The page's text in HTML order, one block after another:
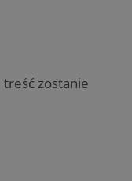
zostanie